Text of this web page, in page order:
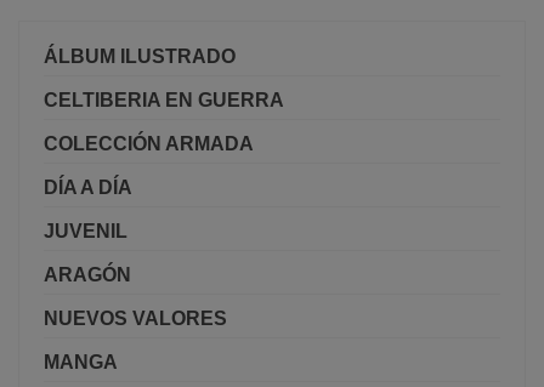
ÁLBUM ILUSTRADO
CELTIBERIA EN GUERRA
COLECCIÓN ARMADA
DÍA A DÍA
JUVENIL
ARAGÓN
NUEVOS VALORES
MANGA